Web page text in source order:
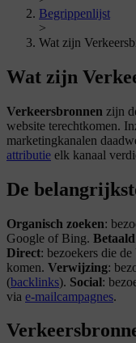
Begrippenlijst
>
Wat zijn
Wat zijn
Verkeersbronnen zijn
website terechtkomen.
marketingkanalen
attributie elk kanaal
De
Organisch zoeken:
Google of Bing.
Direct: bezoekers die
komen. Verwijzing:
(backlinks). Social:
via e-mailcampagnes.